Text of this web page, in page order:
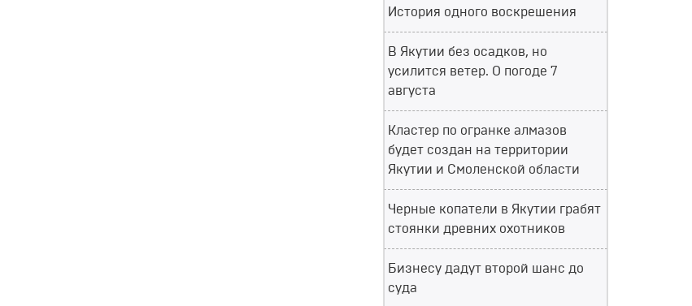
История одного воскрешения
В Якутии без осадков, но
усилится ветер. О погоде 7
августа
Кластер по огранке алмазов
будет создан на территории
Якутии и Смоленской области
Черные копатели в Якутии грабят
стоянки древних охотников
Бизнесу дадут второй шанс до
суда